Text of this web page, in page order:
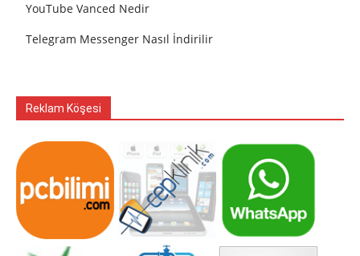
YouTube Vanced Nedir
Telegram Messenger Nasıl İndirilir
Reklam Köşesi